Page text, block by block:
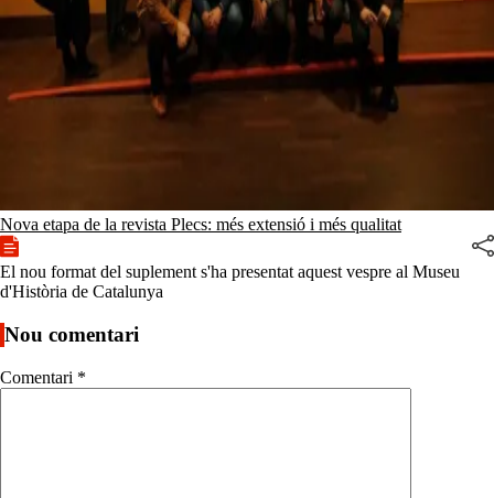
Nova etapa de la revista Plecs: més extensió i més qualitat
El nou format del suplement s'ha presentat aquest vespre al Museu
d'Història de Catalunya
Nou comentari
Comentari *